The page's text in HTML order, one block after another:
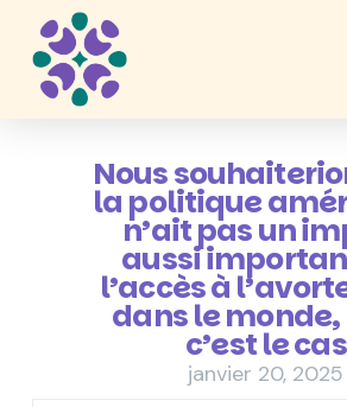
Nous
la politique
n’ait pas un
aussi
l’accès à
dans le
c’est le cas
janvier 20, 2025